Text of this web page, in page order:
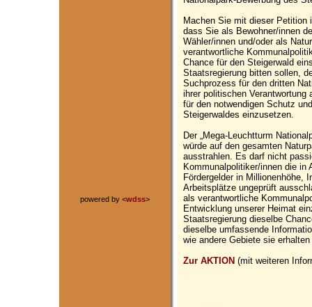
powered by <wdss>
Machen Sie mit dieser Petition
dass Sie als Bewohner/innen
Wähler/innen und/oder als
verantwortliche
Chance für den Steigerwald
Staatsregierung bitten sollen,
Suchprozess für den dritten
ihrer politischen
für den notwendigen Schutz
Steigerwaldes einzusetzen.
Der „Mega-Leuchtturm
würde auf den gesamten
ausstrahlen. Es darf nicht
Kommunalpolitiker/innen die
Fördergelder in Millionenhöhe,
Arbeitsplätze ungeprüft
als verantwortliche
Entwicklung unserer Heimat
Staatsregierung dieselbe
dieselbe umfassende
wie andere Gebiete sie
Zur AKTION (mit weiteren